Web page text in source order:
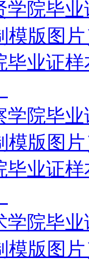
学院毕
模版图
毕业证
学院毕
模版图
毕业证
学院毕
模版图